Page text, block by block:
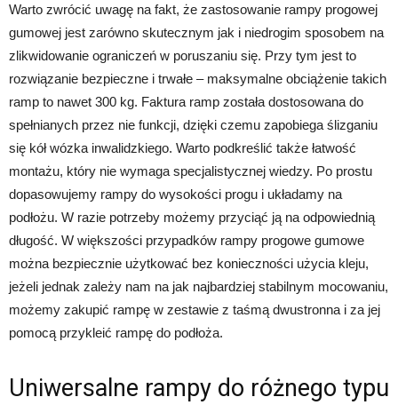
Warto zwrócić uwagę na fakt, że zastosowanie rampy progowej
gumowej jest zarówno skutecznym jak i niedrogim sposobem na
zlikwidowanie ograniczeń w poruszaniu się. Przy tym jest to
rozwiązanie bezpieczne i trwałe – maksymalne obciążenie takich
ramp to nawet 300 kg. Faktura ramp została dostosowana do
spełnianych przez nie funkcji, dzięki czemu zapobiega ślizganiu
się kół wózka inwalidzkiego. Warto podkreślić także łatwość
montażu, który nie wymaga specjalistycznej wiedzy. Po prostu
dopasowujemy rampy do wysokości progu i układamy na
podłożu. W razie potrzeby możemy przyciąć ją na odpowiednią
długość. W większości przypadków rampy progowe gumowe
można bezpiecznie użytkować bez konieczności użycia kleju,
jeżeli jednak zależy nam na jak najbardziej stabilnym mocowaniu,
możemy zakupić rampę w zestawie z taśmą dwustronna i za jej
pomocą przykleić rampę do podłoża.
Uniwersalne rampy do różnego typu